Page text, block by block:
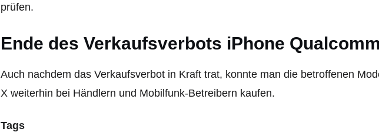
prüfen.
Ende des Verkaufsverbots iPhone Qualcomm
Auch nachdem das Verkaufsverbot in Kraft trat, konnte man die betroffenen
X weiterhin bei Händlern und Mobilfunk-Betreibern kaufen.
Tags